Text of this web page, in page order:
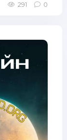
291 0